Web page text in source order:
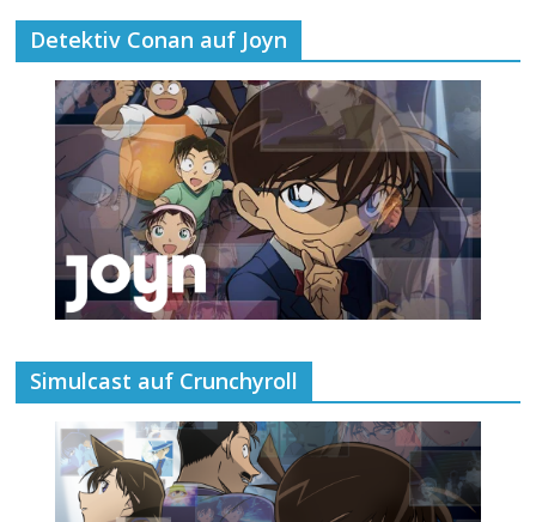
Detektiv Conan auf Joyn
Simulcast auf Crunchyroll